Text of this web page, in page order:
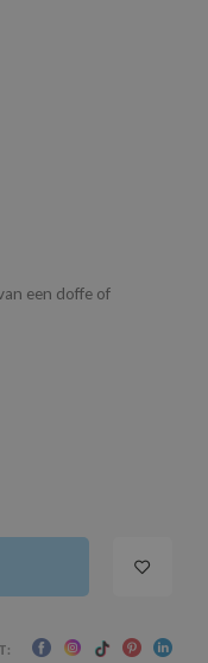
een doffe of